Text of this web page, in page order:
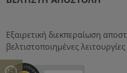
Εξαιρετική διεκπεραίωση
βελτιστοποιημένες